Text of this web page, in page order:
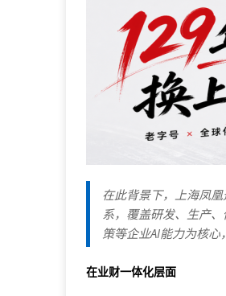
在此背景下，上海凤
系，覆盖研发、生产
策等企业AI能力为核心
在业财一体化层面